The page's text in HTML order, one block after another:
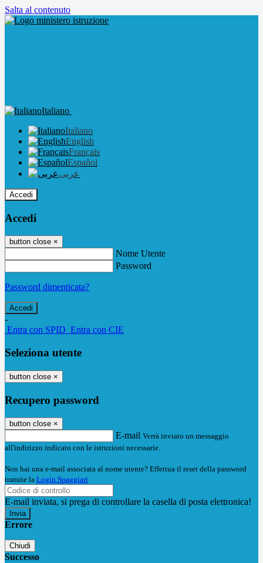
Salta al contenuto
Italiano
Italiano
English
Français
Español
عربى
Accedi
Accedi
button close ×
Nome Utente
Password
Password dimenticata?
-
Entra con SPID Entra con CIE
Seleziona utente
button close ×
Recupero password
button close ×
E-mail Verrà inviato un messaggio
all'indirizzo indicato con le istruzioni necessarie.
Non hai una e-mail associata al nome utente? Effettua il reset della password
tramite la Login Spaggiari
E-mail inviata, si prega di controllare la casella di posta elettronica!
Errore
Chiudi
Successo